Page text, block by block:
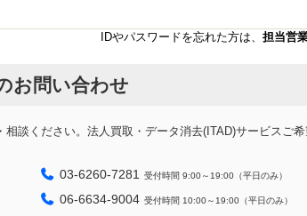
IDやパスワードを忘れた方は、 担当営
お問い合わせ
談ください。法人買取・データ消去(ITAD)サービスご
03-6260-7281 受付時間 9:00～19:00（平日のみ）
06-6634-9004 受付時間 10:00～19:00（平日のみ）